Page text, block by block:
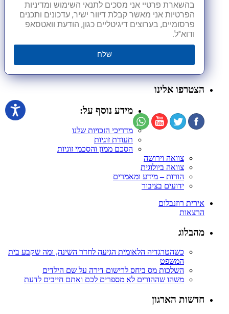
בהשארת פרטיי אני מסכים לתנאי השימוש ומדיניות
הפרטיות אני מאשר קבלת דיוור ישיר, עדכונים ותכנים
פרסומיים, בערוצים דיגיטליים כגון, הודעת וואטסאפ
ודוא"ל.
שלח
הצטרפו אלינו
מידע נוסף על:
מדריכי הזכויות שלנו
תעודת זוגיות
הסכם ממון והסכמי זוגיות
צוואה וירושה
צוואה ביולוגית
הורות – מידע ומאמרים
ידועים בציבור
אירית רוזנבלום
הרצאות
מהבלוג
כשהטרגדיה הלאומית הגיעה לחדר השינה, ומה שקבע בית
המשפט
השלכות מס ביחס לרישום דירה על שם הילדים
משהו שההורים לא מספרים לכם ואתם חייבים לדעת
חדשות הארגון